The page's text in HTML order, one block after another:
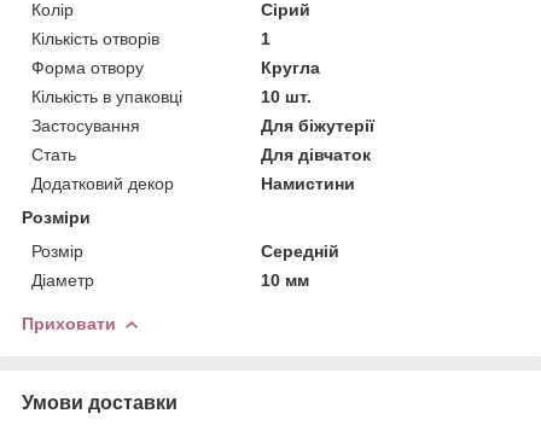
Колір
Сірий
Кількість отворів
1
Форма отвору
Кругла
Кількість в упаковці
10 шт.
Застосування
Для біжутерії
Стать
Для дівчаток
Додатковий декор
Намистини
Розміри
Розмір
Середній
Діаметр
10 мм
Приховати
Умови доставки